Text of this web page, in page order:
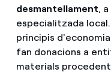
desmantellament,
especialitzada
principis
fan donacions a
materials